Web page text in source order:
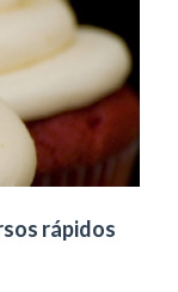
rápidos